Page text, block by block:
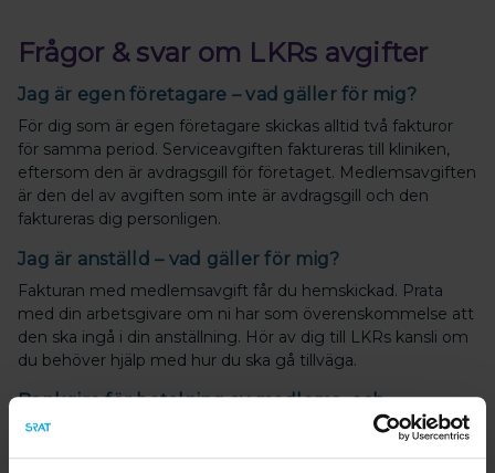
Frågor & svar om LKRs avgifter
Jag är egen företagare – vad gäller för mig?
För dig som är egen företagare skickas alltid två fakturor
för samma period. Serviceavgiften faktureras till kliniken,
eftersom den är avdragsgill för företaget. Medlemsavgiften
är den del av avgiften som inte är avdragsgill och den
faktureras dig personligen.
Jag är anställd – vad gäller för mig?
Fakturan med medlemsavgift får du hemskickad. Prata
med din arbetsgivare om ni har som överenskommelse att
den ska ingå i din anställning. Hör av dig till LKRs kansli om
du behöver hjälp med hur du ska gå tillväga.
Bankgiro för betalning av medlems- och
serviceavgift
Bankgiro för betalning av medlemsavgift och serviceavgift